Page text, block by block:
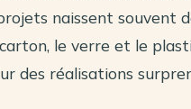
naissent souvent
le verre et le
des réalisations